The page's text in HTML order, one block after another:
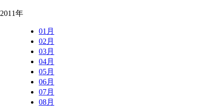
2011年
01月
02月
03月
04月
05月
06月
07月
08月